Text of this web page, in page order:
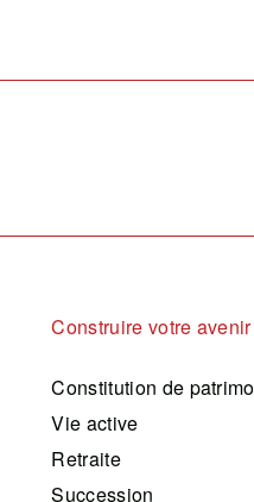
Construire votre avenir
Constitution de
Vie active
Retraite
Succession